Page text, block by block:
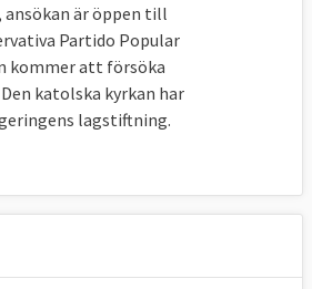
även fram ett förslag
migrationspolitiken ska
framtida stora
migranter till EU eller vid
rör sig om ett krisläge
av flyktingar att även
är öppen till
Partido Popular
kommer att försöka
katolska kyrkan har
lagstiftning.